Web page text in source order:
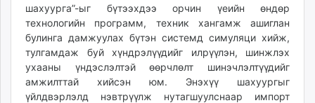
mass.mn
unegui.mn
assa.mn
toim.mn
tac.mn
paparazzi.mn
шахуурга”-ыг бүтээхдээ орчин үеийн өндөр
технологийн программ, техник хангамж ашиглан
булинга дамжуулах бүтэн системд симуляци хийж,
тулгамдаж буй хүндрэлүүдийг илрүүлэн, шинжлэх
ухааны үндэслэлтэй өөрчлөлт шинэчлэлтүүдийг
амжилттай хийсэн юм. Энэхүү шахуургыг
үйлдвэрлэлд нэвтрүүлж нутагшуулснаар импорт